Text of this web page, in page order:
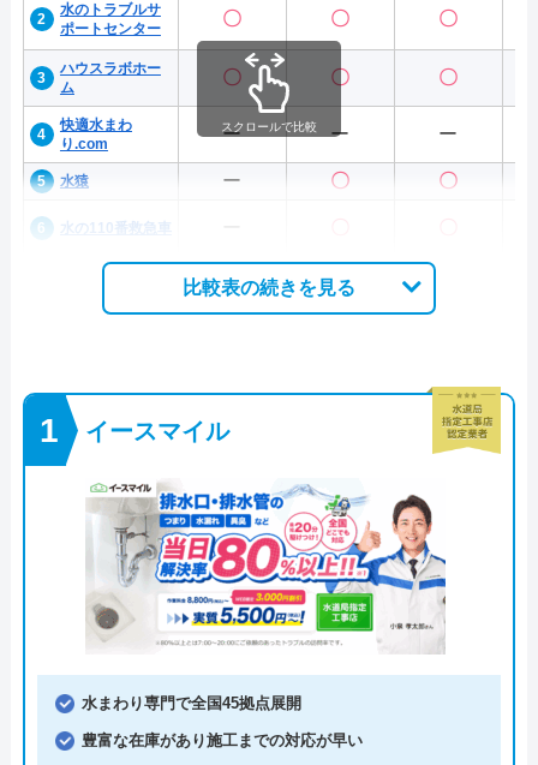
水のトラブルサ
ポートセンター
〇 〇 〇
ハウスラボホー
ム
〇 〇 〇
快適水まわ
り.com
ー ー ー
水猿 ー 〇 〇
水の110番救急車
スクロールで比較
比較表の続きを見る
イースマイル
水まわり専門で全国45拠点展開
豊富な在庫があり施工までの対応が早い